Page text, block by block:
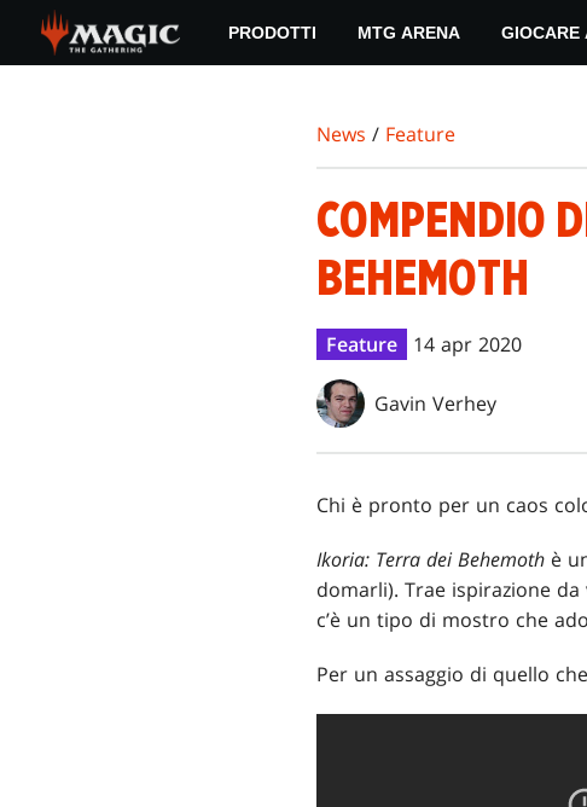
main
PRODOTTI MTG ARENA GIOCARE
News / Feature
COMPENDIO
BEHEMOTH
Feature 14 apr 2020
Gavin Verhey
Chi è pronto per un caos
Ikoria: Terra dei Behemoth è
domarli). Trae ispirazione
c’è un tipo di mostro che
Per un assaggio di quello